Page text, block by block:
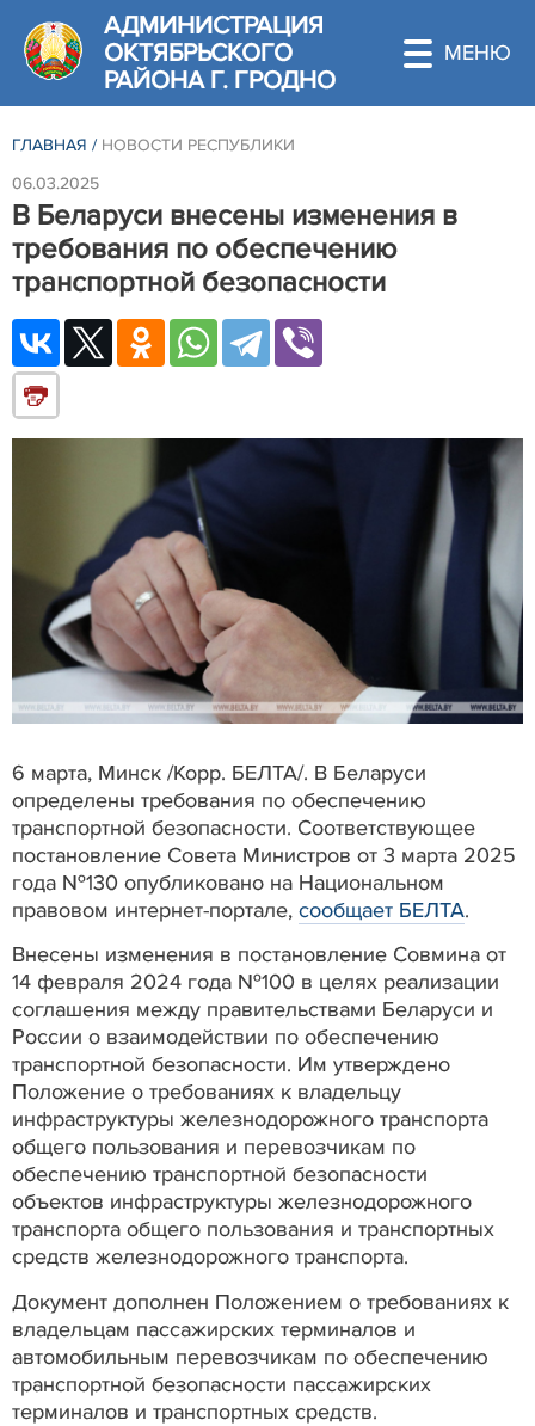
АДМИНИСТРАЦИЯ
ОКТЯБРЬСКОГО
РАЙОНА Г. ГРОДНО
ГЛАВНАЯ / НОВОСТИ РЕСПУБЛИКИ
06.03.2025
В Беларуси внесены изменения в
требования по обеспечению
транспортной безопасности
6 марта, Минск /Корр. БЕЛТА/. В Беларуси
определены требования по обеспечению
транспортной безопасности. Соответствующее
постановление Совета Министров от 3 марта 2025
года №130 опубликовано на Национальном
правовом интернет-портале, сообщает БЕЛТА.
Внесены изменения в постановление Совмина от
14 февраля 2024 года №100 в целях реализации
соглашения между правительствами Беларуси и
России о взаимодействии по обеспечению
транспортной безопасности. Им утверждено
Положение о требованиях к владельцу
инфраструктуры железнодорожного транспорта
общего пользования и перевозчикам по
обеспечению транспортной безопасности
объектов инфраструктуры железнодорожного
транспорта общего пользования и транспортных
средств железнодорожного транспорта.
Документ дополнен Положением о требованиях к
владельцам пассажирских терминалов и
автомобильным перевозчикам по обеспечению
транспортной безопасности пассажирских
терминалов и транспортных средств.